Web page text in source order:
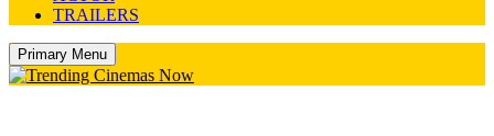
TRAILERS
Primary Menu